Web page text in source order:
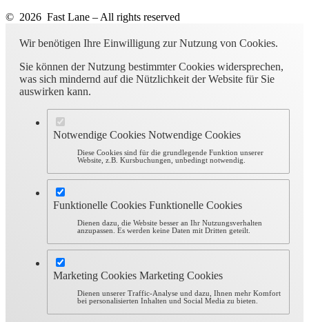
© 2026 Fast Lane – All rights reserved
Wir benötigen Ihre Einwilligung zur Nutzung von Cookies.
Sie können der Nutzung bestimmter Cookies widersprechen,
was sich mindernd auf die Nützlichkeit der Website für Sie
auswirken kann.
Notwendige Cookies Notwendige Cookies
Diese Cookies sind für die grundlegende Funktion unserer
Website, z.B. Kursbuchungen, unbedingt notwendig.
Funktionelle Cookies Funktionelle Cookies
Dienen dazu, die Website besser an Ihr Nutzungsverhalten
anzupassen. Es werden keine Daten mit Dritten geteilt.
Marketing Cookies Marketing Cookies
Dienen unserer Traffic-Analyse und dazu, Ihnen mehr Komfort
bei personalisierten Inhalten und Social Media zu bieten.